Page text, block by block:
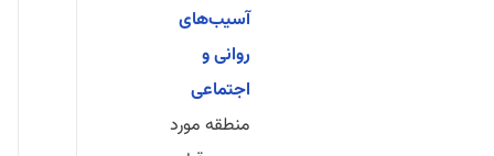
آسیب‌های
روانی و
اجتماعی
منطقه مورد